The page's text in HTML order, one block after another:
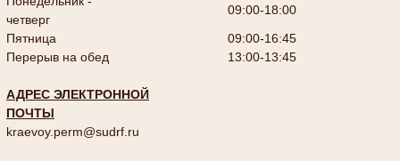
четверг
09:00-18:00
Пятница
09:00-16:45
Перерыв на обед
13:00-13:45
АДРЕС ЭЛЕКТРОННОЙ
ПОЧТЫ
kraevoy.perm@sudrf.ru